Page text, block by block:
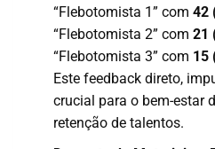
“Flebotomista 1” com 42
“Flebotomista 2” com 21
“Flebotomista 3” com 15
Este feedback direto,
crucial para o bem-estar
retenção de talentos.